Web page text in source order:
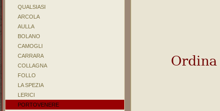
QUALSIASI
ARCOLA
AULLA
BOLANO
CAMOGLI
CARRARA
COLLAGNA
FOLLO
LA SPEZIA
LERICI
PORTOVENERE